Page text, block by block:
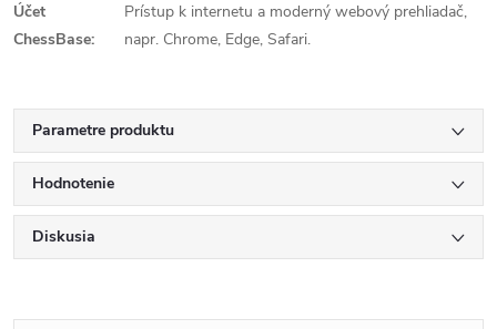
Účet
ChessBase:
Prístup k internetu a moderný webový prehliadač,
napr. Chrome, Edge, Safari.
Parametre produktu
Hodnotenie
Diskusia